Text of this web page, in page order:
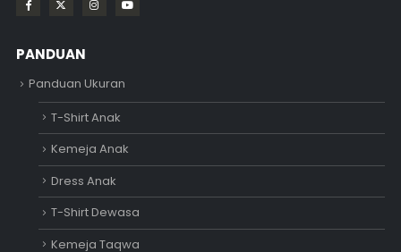
PANDUAN
Panduan Ukuran
T-Shirt Anak
Kemeja Anak
Dress Anak
T-Shirt Dewasa
Kemeja Taqwa